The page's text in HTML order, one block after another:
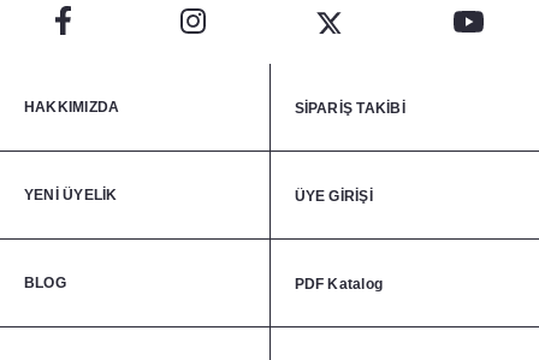
HAKKIMIZDA SİPARİŞ TAKİBİ
YENİ ÜYELİK ÜYE GİRİŞİ
BLOG PDF Katalog